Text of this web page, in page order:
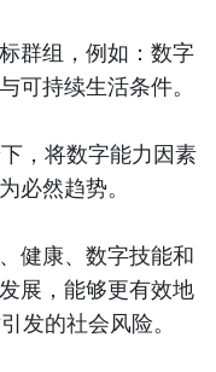
群组，例如：数字
可持续生活条件。
，将数字能力因素
必然趋势。
健康、数字技能和
展，能够更有效地
发的社会风险。